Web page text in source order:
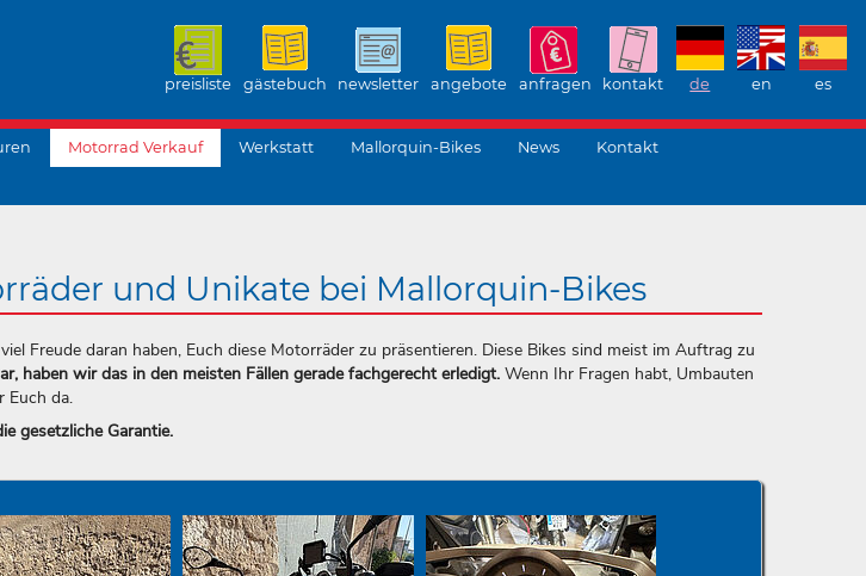
preisliste gästebuch newsletter angebote anfragen kontakt de en es
Motorrad Verkauf Werkstatt Mallorquin-Bikes News Kontakt
und Unikate bei Mallorquin-Bikes
Freude daran haben, Euch diese Motorräder zu präsentieren. Diese Bikes sind meist im Auftrag zu
haben wir das in den meisten Fällen gerade fachgerecht erledigt. Wenn Ihr Fragen habt, Umbauten
Euch da.
gesetzliche Garantie.